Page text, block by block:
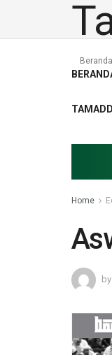
Beranda
Home
by